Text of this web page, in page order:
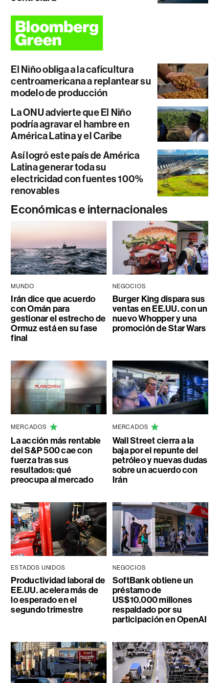
El Niño obliga a la caficultura
centroamericana a replantear su
modelo de producción
La ONU advierte que El Niño
podría agravar el hambre en
América Latina y el Caribe
Así logró este país de América
Latina generar toda su
electricidad con fuentes 100%
renovables
Económicas e internacionales
MUNDO
Irán dice que acuerdo
con Omán para
gestionar el estrecho de
Ormuz está en su fase
final
NEGOCIOS
Burger King dispara sus
ventas en EE.UU. con un
nuevo Whopper y una
promoción de Star Wars
MERCADOS
La acción más rentable
del S&P 500 cae con
fuerza tras sus
resultados: qué
preocupa al mercado
MERCADOS
Wall Street cierra a la
baja por el repunte del
petróleo y nuevas dudas
sobre un acuerdo con
Irán
ESTADOS UNIDOS
Productividad laboral de
EE.UU. acelera más de
lo esperado en el
segundo trimestre
NEGOCIOS
SoftBank obtiene un
préstamo de
US$10.000 millones
respaldado por su
participación en OpenAI